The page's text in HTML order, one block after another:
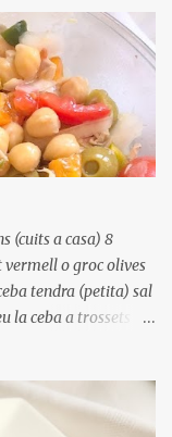
aigua freda,
la ebullició, dues
a foc baix, quasi
entre 1 hora i 1
del foc. Heu de veure
Deixeu
fesols, es pot
-agua -sal
(cuits a casa) 8
o groc olives
tendra (petita) sal
ceba a trossets i
les olives a
poseu els cigrons,